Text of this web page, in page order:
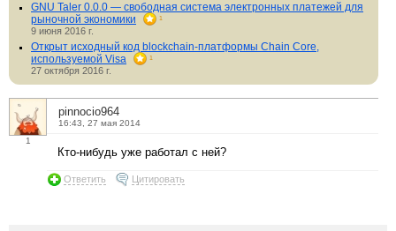
GNU Taler 0.0.0 — свободная система электронных платежей для
рыночной экономики
1
9 июня 2016 г.
Открыт исходный код blockchain-платформы Chain Core,
используемой Visa
1
27 октября 2016 г.
1
pinnocio964
16:43, 27 мая 2014
Кто-нибудь уже работал с ней?
Ответить Цитировать